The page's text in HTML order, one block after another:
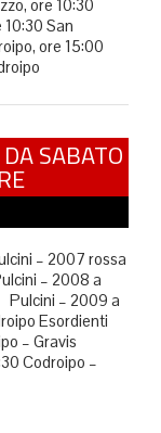
ore 10:30
San
ore 15:00
SABATO
– 2007 rossa
– 2008 a
Pulcini – 2009 a
Esordienti
– Gravis
Codroipo –